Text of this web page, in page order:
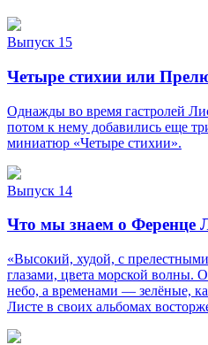
Выпуск 15
Четыре стихии или
Однажды во время гастролей
потом к нему добавились еще
миниатюр «Четыре стихии».
Выпуск 14
Что мы знаем о Ференце
«Высокий, худой, с
глазами, цвета морской волны.
небо, а временами — зелёные,
Листе в своих альбомах